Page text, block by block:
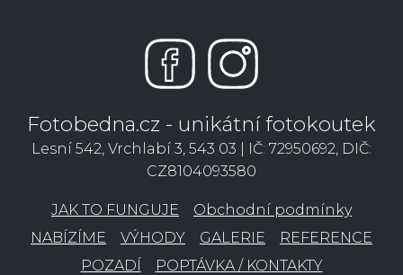
Fotobedna.cz - unikátní fotokoutek
Lesní 542, Vrchlabí 3, 543 03 | IČ: 72950692, DIČ:
CZ8104093580
JAK TO FUNGUJE
Obchodní podmínky
NABÍZÍME
VÝHODY GALERIE
REFERENCE
POZADÍ
POPTÁVKA / KONTAKTY